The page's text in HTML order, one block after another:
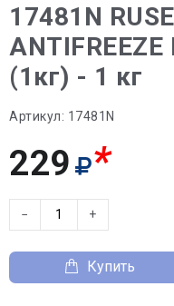
17481N
(1кг) - 1 кг
Артикул: 17481N
229 *
− +
Купить